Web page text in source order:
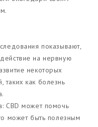
показывают,
на нервную
некоторых
таких как болезнь
CBD может помочь
может быть полезным